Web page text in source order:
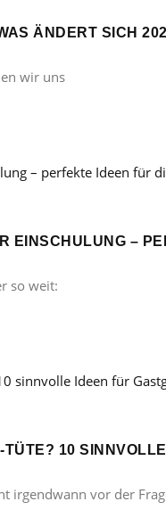
ÄNDERT SICH
wir uns
EINSCHULUNG –
so weit:
10
irgendwann vor der